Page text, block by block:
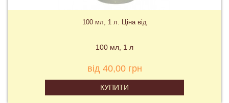
100 мл, 1 л. Ціна від
100 мл 1 л
від 40,00 грн
КУПИТИ